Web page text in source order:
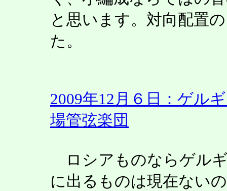
と思います。対向配置
た。
2009年12月６日：ゲル
場管弦楽団
ロシアものならゲル
に出るものは現在ない